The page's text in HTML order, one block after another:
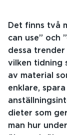
Det finns två
can use” och
dessa
vilken tidning
av material
enklare,
dieter som
man hur